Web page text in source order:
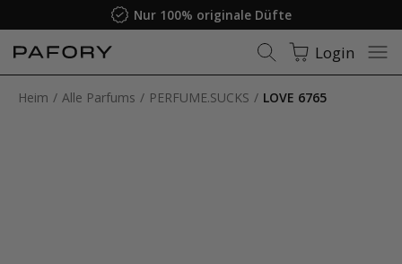
Nur 100% originale Düfte
Login
Heim Alle Parfums PERFUME.SUCKS LOVE 6765